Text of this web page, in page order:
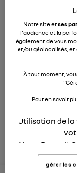
R5 est de retour.
Notre site etses
l'audience et la
également de vous
et/ou géolocalisés, et
À tout moment,
Pour en savoir
Utilisation de
Nous, Renault
pour nos
dans cette
gérer les